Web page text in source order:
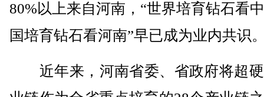
80%以上来自河南，“世界培育钻石看
国培育钻石看河南”早已成为业内共识
近年来，河南省委、省政府将超